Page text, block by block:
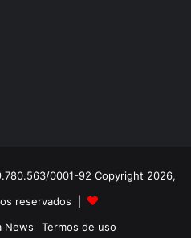
0001-92 Copyright 2026,
reservados |
News
Termos de uso